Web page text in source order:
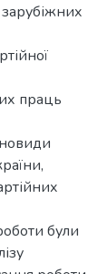
праць
були